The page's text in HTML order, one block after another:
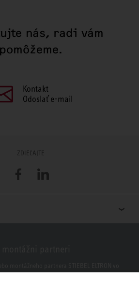
nás, radi vám
pomôžeme.
Kontakt
Odoslať e-mail
ZDIEĽAJTE
FacebookLinkedIn